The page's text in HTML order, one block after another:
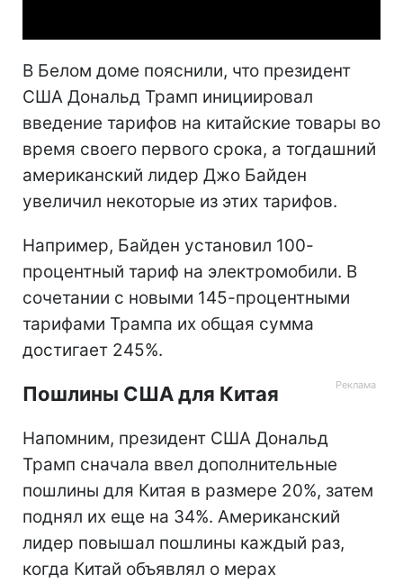
В Белом доме пояснили, что президент
США Дональд Трамп инициировал
введение тарифов на китайские товары во
время своего первого срока, а тогдашний
американский лидер Джо Байден
увеличил некоторые из этих тарифов.
Например, Байден установил 100-
процентный тариф на электромобили. В
сочетании с новыми 145-процентными
тарифами Трампа их общая сумма
достигает 245%.
Пошлины США для Китая
Напомним, президент США Дональд
Трамп сначала ввел дополнительные
пошлины для Китая в размере 20%, затем
поднял их еще на 34%. Американский
лидер повышал пошлины каждый раз,
когда Китай объявлял о мерах